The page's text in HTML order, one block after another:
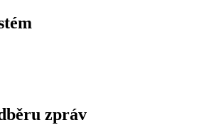
zpráv